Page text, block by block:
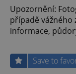
Upozornění:
případě vážného
informace,
Save to